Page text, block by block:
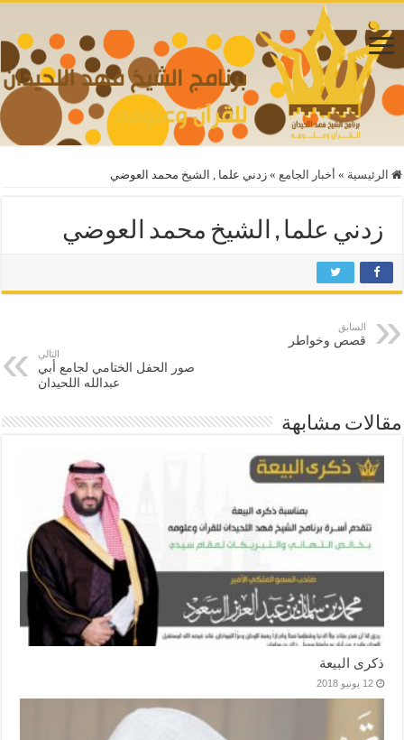
الرئيسية » أخبار الجامع » زدني علما , الشيخ محمد العوضي
زدني علما , الشيخ محمد العوضي
السابق
قصص وخواطر
التالي
صور الحفل الختامي لجامع أبي
عبدالله اللحيدان
مقالات مشابهة
ذكرى البيعة
12 يونيو 2018